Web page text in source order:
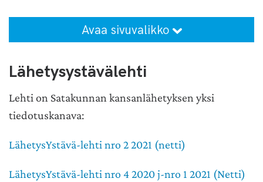
Avaa sivuvalikko
Lähetysystävälehti
Lehti on Satakunnan kansanlähetyksen yksi
tiedotuskanava:
LähetysYstävä-lehti nro 2 2021 (netti)
LähetysYstävä-lehti nro 4 2020 j-nro 1 2021 (Netti)